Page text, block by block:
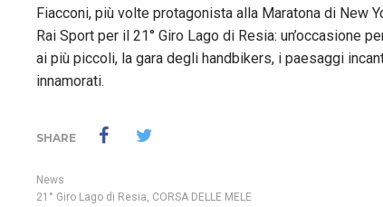
Fiacconi, più volte protagonista alla Maratona di New
Rai Sport per il 21° Giro Lago di Resia: un’occasione
ai più piccoli, la gara degli handbikers, i paesaggi
innamorati.
SHARE
News
21° Giro Lago di Resia CORSA DELLE MELE